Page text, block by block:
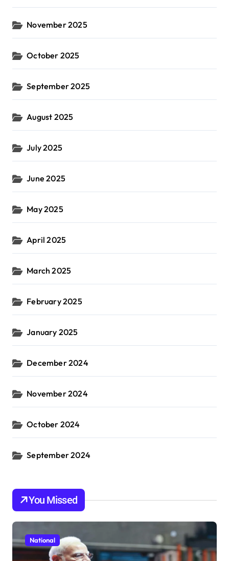
November 2025
October 2025
September 2025
August 2025
July 2025
June 2025
May 2025
April 2025
March 2025
February 2025
January 2025
December 2024
November 2024
October 2024
September 2024
You Missed
National